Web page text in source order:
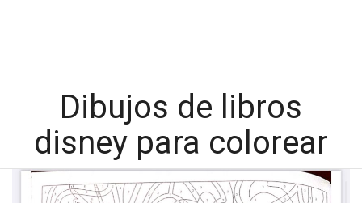
Dibujos de libros
disney para colorear